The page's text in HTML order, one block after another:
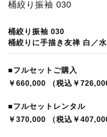
桶絞り振袖 030
桶絞り振袖 030
桶絞りに手描き友禅 白／
■フルセットご購入
￥660,000 （税込￥
■フルセットレンタル
￥370,000 （税込￥
京都の前撮
名古屋の前撮り(
ご卒業
袴前撮り(神戸北野